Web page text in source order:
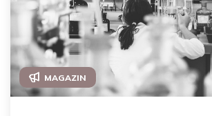
MAGAZIN